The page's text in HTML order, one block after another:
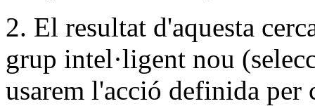
2. El resultat d'aquesta
grup intel·ligent nou
usarem l'acció definida per